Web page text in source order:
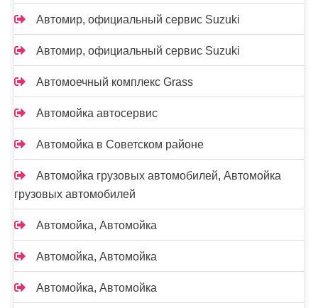
Автомир, официальный сервис Suzuki
Автомир, официальный сервис Suzuki
Автомоечный комплекс Grass
Автомойка автосервис
Автомойка в Советском районе
Автомойка грузовых автомобилей, Автомойка
грузовых автомобилей
Автомойка, Автомойка
Автомойка, Автомойка
Автомойка, Автомойка